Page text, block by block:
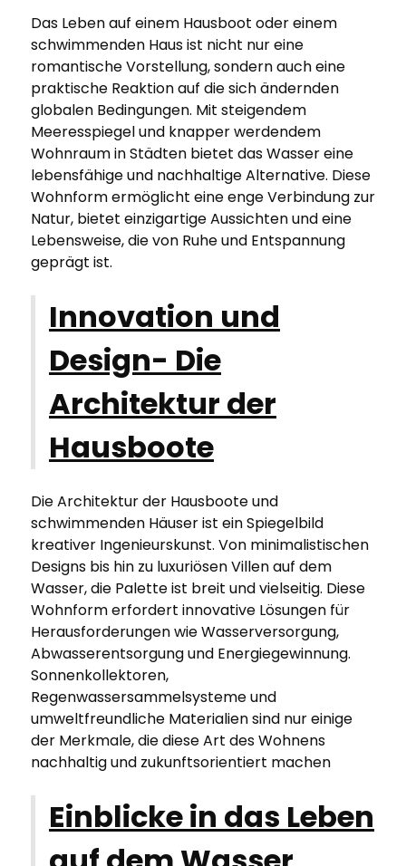
Das Leben auf einem Hausboot oder einem
schwimmenden Haus ist nicht nur eine
romantische Vorstellung, sondern auch eine
praktische Reaktion auf die sich ändernden
globalen Bedingungen. Mit steigendem
Meeresspiegel und knapper werdendem
Wohnraum in Städten bietet das Wasser eine
lebensfähige und nachhaltige Alternative. Diese
Wohnform ermöglicht eine enge Verbindung zur
Natur, bietet einzigartige Aussichten und eine
Lebensweise, die von Ruhe und Entspannung
geprägt ist.
Innovation und
Design- Die
Architektur der
Hausboote
Die Architektur der Hausboote und
schwimmenden Häuser ist ein Spiegelbild
kreativer Ingenieurskunst. Von minimalistischen
Designs bis hin zu luxuriösen Villen auf dem
Wasser, die Palette ist breit und vielseitig. Diese
Wohnform erfordert innovative Lösungen für
Herausforderungen wie Wasserversorgung,
Abwasserentsorgung und Energiegewinnung.
Sonnenkollektoren,
Regenwassersammelsysteme und
umweltfreundliche Materialien sind nur einige
der Merkmale, die diese Art des Wohnens
nachhaltig und zukunftsorientiert machen
Einblicke in das Leben